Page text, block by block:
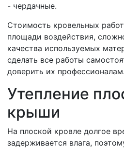
- чердачные.
Стоимость кровельных
площади воздействия,
качества используемых
сделать все работы
доверить их профессионалам.
Утепление
крыши
На плоской кровле долгое
задерживается влага,